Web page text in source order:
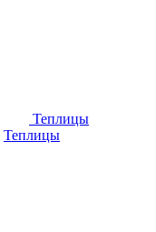
Теплицы
Теплицы